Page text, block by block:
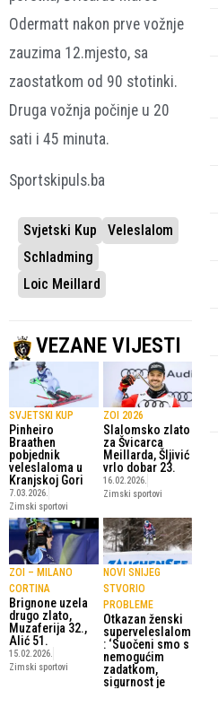
Odermatt nakon prve vožnje
zauzima 12.mjesto, sa
zaostatkom od 90 stotinki.
Druga vožnja počinje u 20
sati i 45 minuta.
Sportskipuls.ba
Svjetski Kup
Veleslalom
Schladming
Loic Meillard
VEZANE VIJESTI
SVJETSKI KUP
Pinheiro
Braathen
pobjednik
veleslaloma u
Kranjskoj Gori
7.03.2026.
Zimski sportovi
ZOI 2026
Slalomsko zlato
za Švicarca
Meillarda, Šljivić
vrlo dobar 23.
16.02.2026.
Zimski sportovi
ZOI – MILANO
CORTINA
Brignone uzela
drugo zlato,
Muzaferija 32.,
Alić 51.
15.02.2026.
Zimski sportovi
NOVI SNIJEG
STVORIO
PROBLEME
Otkazan ženski
superveleslalom
: ‘Suočeni smo s
nemogućim
zadatkom,
sigurnost je